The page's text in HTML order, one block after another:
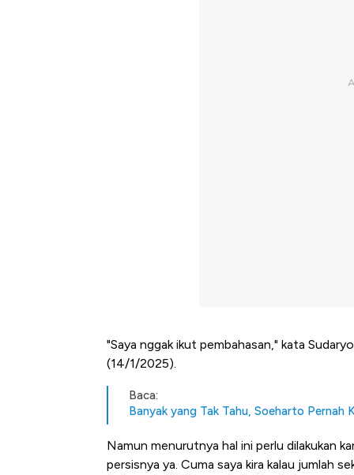
"Saya nggak ikut pembahasan," kata
(14/1/2025).
Baca:
Banyak yang Tak Tahu, Soeharto Pernah
Namun menurutnya hal ini perlu dilakukan
persisnya ya. Cuma saya kira kalau jumlah